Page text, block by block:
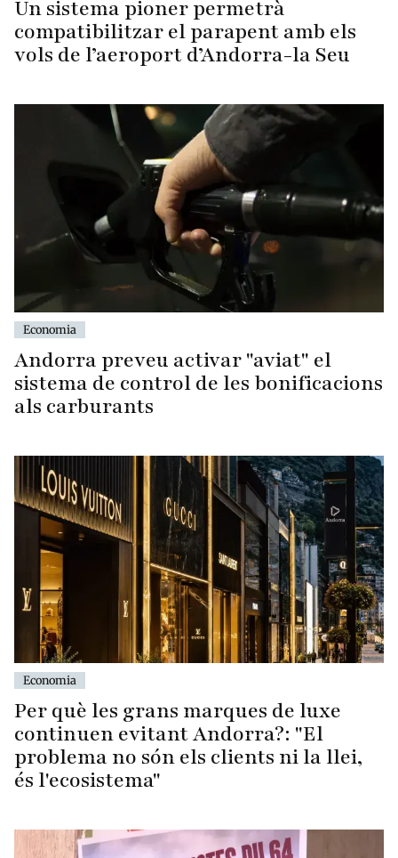
Un sistema pioner permetrà
compatibilitzar el parapent amb els
vols de l’aeroport d’Andorra-la Seu
Economia
Andorra preveu activar "aviat" el
sistema de control de les bonificacions
als carburants
Economia
Per què les grans marques de luxe
continuen evitant Andorra?: "El
problema no són els clients ni la llei,
és l'ecosistema"